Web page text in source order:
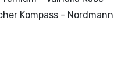
Kompass -